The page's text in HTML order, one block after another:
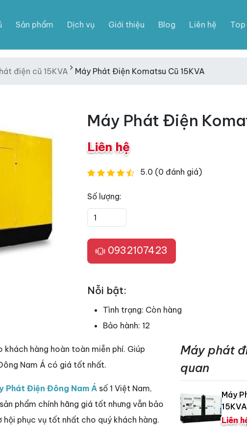
Sản phẩm Dịch vụ Giới thiệu Blog Liên hệ
điện cũ 15KVA Máy Phát Điện Komatsu Cũ 15KVA
Máy Phát Điện
Liên hệ
5.0 (0 đánh giá)
Số lượng:
0932107423
Nỗi bật:
Tình trạng: Còn hàng
Bảo hành: 12
hàng hoàn toàn miễn phí. Giúp
Nam Á có giá tốt nhất.
Phát Điện Đông Nam Á số 1 Việt Nam,
phẩm chính hãng giá tốt nhưng vẫn bảo
phục vụ tốt nhất cho quý khách hàng.
Máy phát
quan
Máy
15KVA
Liên